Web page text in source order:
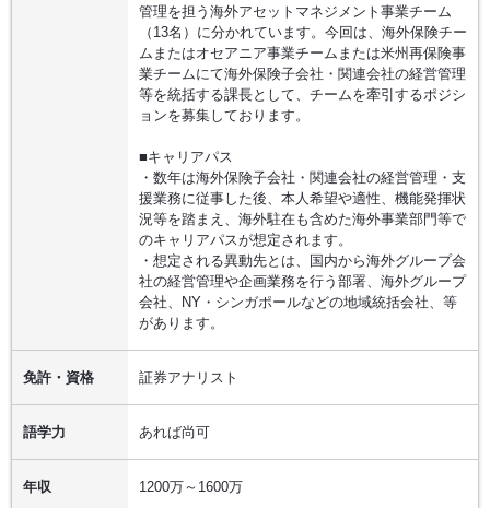
管理を担う海外アセットマネジメント事業チーム
（13名）に分かれています。今回は、海外保険チー
ムまたはオセアニア事業チームまたは米州再保険事
業チームにて海外保険子会社・関連会社の経営管理
等を統括する課長として、チームを牽引するポジシ
ョンを募集しております。
■キャリアパス
・数年は海外保険子会社・関連会社の経営管理・支
援業務に従事した後、本人希望や適性、機能発揮状
況等を踏まえ、海外駐在も含めた海外事業部門等で
のキャリアパスが想定されます。
・想定される異動先とは、国内から海外グループ会
社の経営管理や企画業務を行う部署、海外グループ
会社、NY・シンガポールなどの地域統括会社、等
があります。
免許・資格 証券アナリスト
語学力 あれば尚可
年収 1200万～1600万